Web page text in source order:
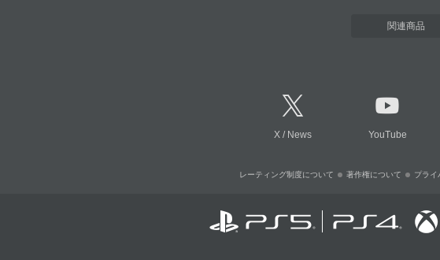
関連商品
X / News YouTube
レーティング制度について 著作権について プライ